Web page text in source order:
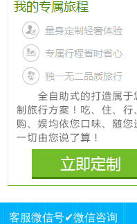
客服微信号✔微信咨询